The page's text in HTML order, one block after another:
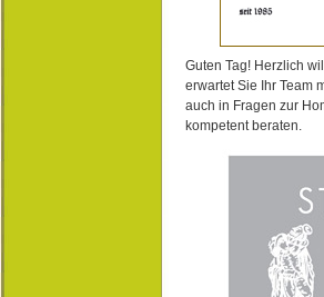
Guten Tag! Herzlich
erwartet Sie Ihr Team
auch in Fragen zur
kompetent beraten.